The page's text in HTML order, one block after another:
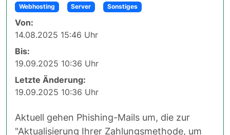
Webhosting Server Sonstiges
Von:
14.08.2025 15:46 Uhr
Bis:
19.09.2025 10:36 Uhr
Letzte Änderung:
19.09.2025 10:36 Uhr
Aktuell gehen Phishing-Mails um, die zur
"Aktualisierung Ihrer Zahlungsmethode, um